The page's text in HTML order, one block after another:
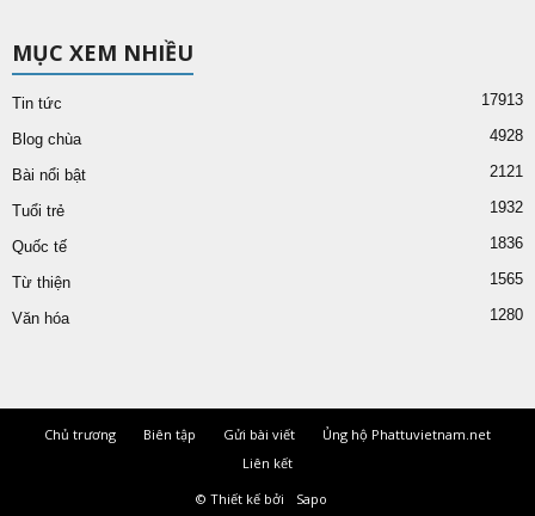
MỤC XEM NHIỀU
Tin tức 17913
Blog chùa 4928
Bài nổi bật 2121
Tuổi trẻ 1932
Quốc tế 1836
Từ thiện 1565
Văn hóa 1280
Chủ trương Biên tập Gửi bài viết
Ủng hộ Phattuvietnam.net
Liên kết
© Thiết kế bởi
Sapo